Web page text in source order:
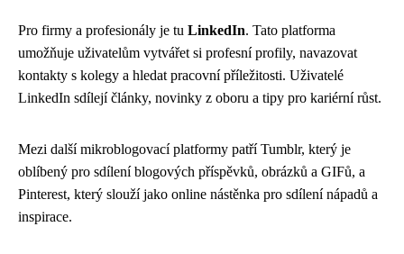
Pro firmy a profesionály je tu LinkedIn. Tato platforma
umožňuje uživatelům vytvářet si profesní profily, navazovat
kontakty s kolegy a hledat pracovní příležitosti. Uživatelé
LinkedIn sdílejí články, novinky z oboru a tipy pro kariérní růst.
Mezi další mikroblogovací platformy patří Tumblr, který je
oblíbený pro sdílení blogových příspěvků, obrázků a GIFů, a
Pinterest, který slouží jako online nástěnka pro sdílení nápadů a
inspirace.